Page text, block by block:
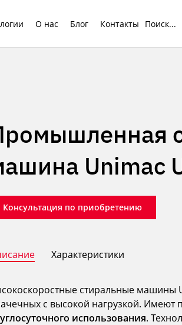
О нас Блог Контакты
Unimac
Консультация по приобретению
Характеристики
стиральные машины
с высокой нагрузкой.
использования.